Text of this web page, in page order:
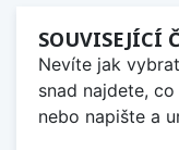
SOUVISEJÍCÍ
Nevíte jak
snad najdete,
nebo napište a